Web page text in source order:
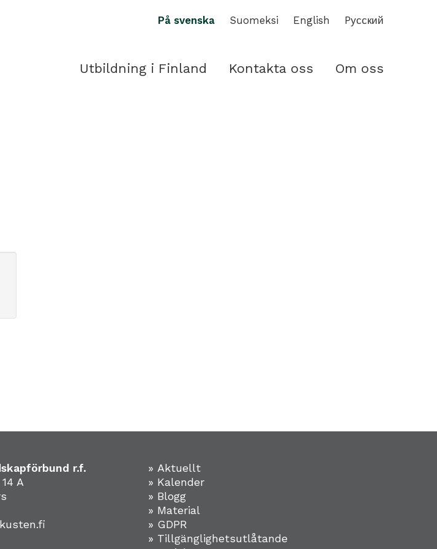
På svenska Suomeksi English Pусский
Utbildning i Finland Kontakta oss Om oss
r.f.
A
» Aktuellt
» Kalender
» Blogg
» Material
» GDPR
» Tillgänglighetsutlåtande